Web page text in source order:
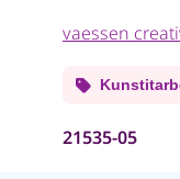
vaessen
21535-05